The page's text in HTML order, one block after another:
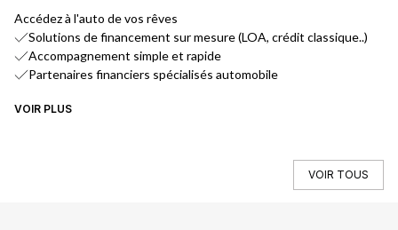
Accédez à l'auto de vos rêves
Solutions de financement sur mesure (LOA, crédit classique..)
Accompagnement simple et rapide
Partenaires financiers spécialisés automobile
VOIR PLUS
VOIR TOUS